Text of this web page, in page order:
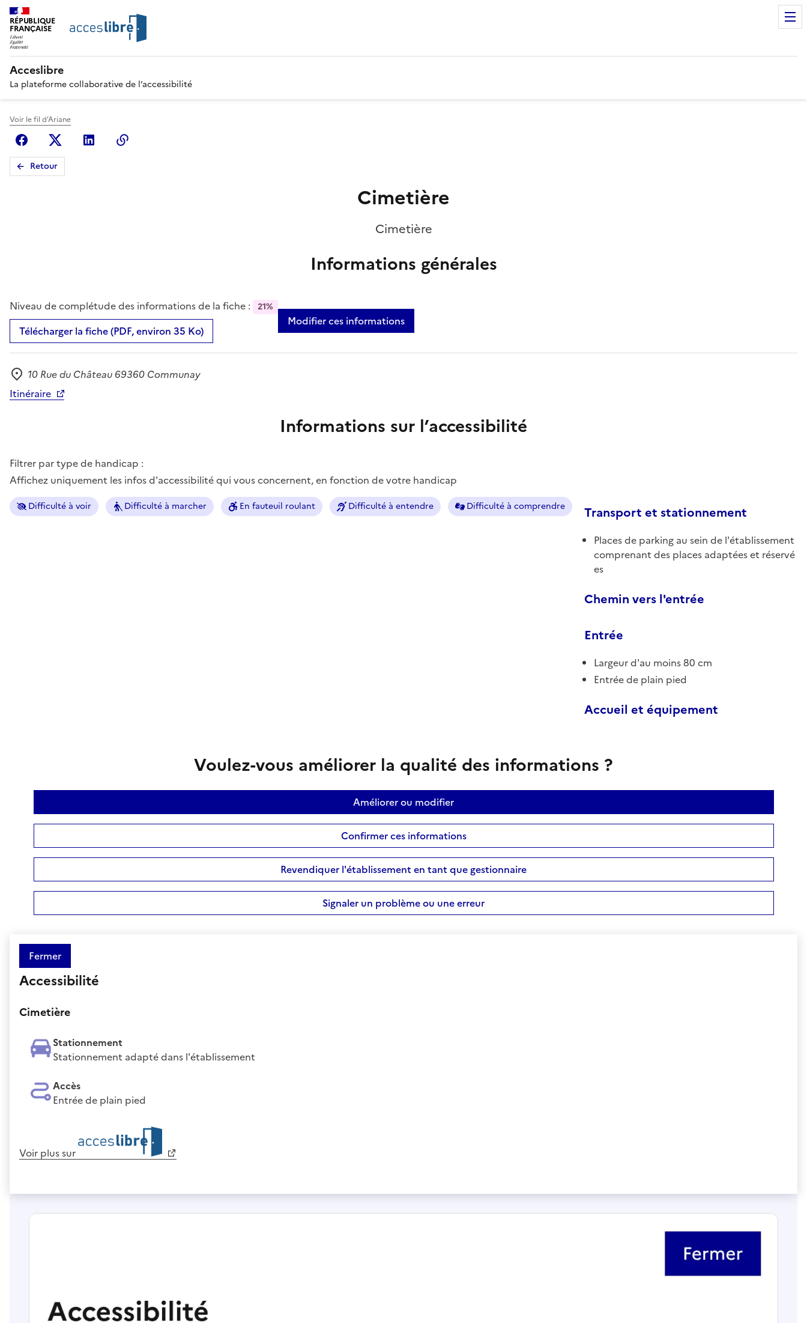
RÉPUBLIQUE
FRANÇAISE
Acceslibre
La plateforme collaborative de l’accessibilité
Voir le fil d'Ariane
FacebookX (anciennement Twitter)
Linkedin
Retour
Cimetière
Cimetière
Informations générales
Niveau de complétude des informations de la fiche : 21%
Télécharger la fiche (PDF, environ 35 Ko)
Modifier ces informations
Adresse
10 Rue du Château 69360 Communay
Itinéraire
Informations sur l’accessibilité
Filtrer par type de handicap :
Affichez uniquement les infos d'accessibilité qui vous concernent, en fonction de votre handicap
Difficulté à voir Difficulté à marcher En fauteuil roulant Difficulté à entendre Difficulté à comprendre Transport et stationnement
Places de parking au sein de l'établissement
comprenant des places adaptées et réservé
es
Chemin vers l'entrée
Entrée
Largeur d'au moins 80 cm
Entrée de plain pied
Accueil et équipement
Voulez-vous améliorer la qualité des informations ?
Améliorer ou modifier
Confirmer ces informations
Revendiquer l'établissement en tant que gestionnaire
Signaler un problème ou une erreur
Fermer
Accessibilité
Cimetière
Stationnement
Stationnement adapté dans l'établissement
Accès
Entrée de plain pied
Voir plus sur